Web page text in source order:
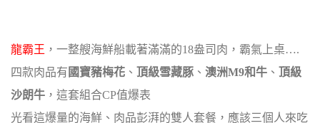
龍霸王 ，一整艘海鮮船載著滿滿的18盎司肉，霸氣上桌….
四款肉品有 國寶豬梅花 、 頂級雪藏豚 、 澳洲M9和牛 、
頂級
沙朗牛 ，這套組合CP值爆表
光看這爆量的海鮮、肉品彭湃的雙人套餐，應該三個人來吃